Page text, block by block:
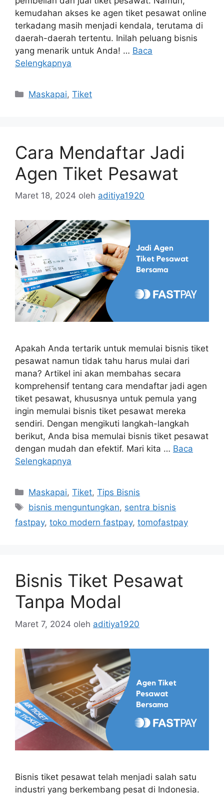
kemudahan akses ke agen tiket pesawat online
terkadang masih menjadi kendala, terutama di
daerah-daerah tertentu. Inilah peluang bisnis
yang menarik untuk Anda! … Baca
Selengkapnya
Maskapai,Tiket
Cara Mendaftar Jadi
Agen Tiket Pesawat
Maret 18, 2024 oleh aditiya1920
Apakah Anda tertarik untuk memulai bisnis tiket
pesawat namun tidak tahu harus mulai dari
mana? Artikel ini akan membahas secara
komprehensif tentang cara mendaftar jadi agen
tiket pesawat, khususnya untuk pemula yang
ingin memulai bisnis tiket pesawat mereka
sendiri. Dengan mengikuti langkah-langkah
berikut, Anda bisa memulai bisnis tiket pesawat
dengan mudah dan efektif. Mari kita … Baca
Selengkapnya
Maskapai,Tiket,Tips Bisnis
bisnis menguntungkan, sentra bisnis
fastpay, toko modern fastpay, tomofastpay
Bisnis Tiket Pesawat
Tanpa Modal
Maret 7, 2024 oleh aditiya1920
Bisnis tiket pesawat telah menjadi salah satu
industri yang berkembang pesat di Indonesia.